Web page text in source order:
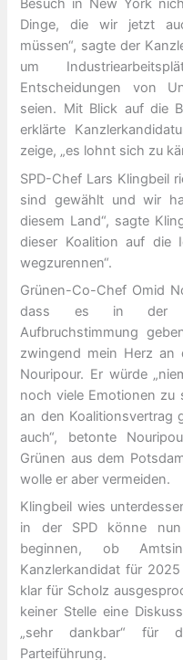
Besuch in New York
Dinge, die wir jetzt
müssen“, sagte der
um
Entscheidungen von
seien. Mit Blick auf die
erklärte
zeige, „es lohnt sich zu
SPD-Chef Lars Klingbeil
sind gewählt und wir
diesem Land“, sagte
dieser Koalition auf die
wegzurennen“.
Grünen-Co-Chef Omid
dass es in der
Aufbruchstimmung
zwingend mein Herz an
Nouripour. Er würde
noch viele Emotionen zu
an den Koalitionsvertrag
auch“, betonte
Grünen aus dem
wolle er aber vermeiden.
Klingbeil wies
in der SPD könne
beginnen, ob
Kanzlerkandidat für
klar für Scholz
keiner Stelle eine
„sehr dankbar“ für
Parteiführung.